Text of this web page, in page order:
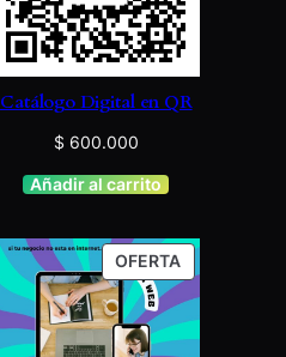
Catálogo Digital en QR
$ 600.000
Añadir al carrito
OFERTA
EN